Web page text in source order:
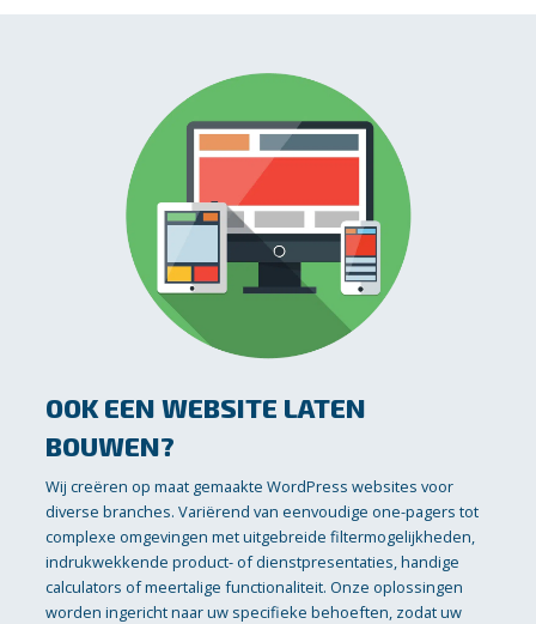
OOK EEN WEBSITE LATEN
BOUWEN?
Wij creëren op maat gemaakte WordPress websites voor
diverse branches. Variërend van eenvoudige one-pagers tot
complexe omgevingen met uitgebreide filtermogelijkheden,
indrukwekkende product- of dienstpresentaties, handige
calculators of meertalige functionaliteit. Onze oplossingen
worden ingericht naar uw specifieke behoeften, zodat uw